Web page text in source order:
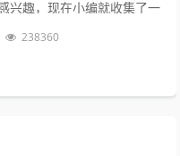
兴趣，现在小编就收集了一
为什么不能播了相关的信息
238360